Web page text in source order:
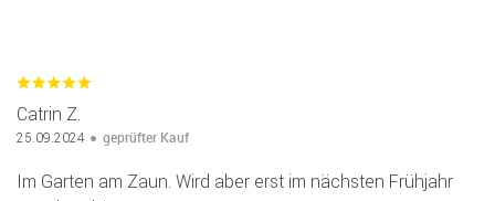
Catrin Z.
25.09.2024 geprüfter Kauf
Im Garten am Zaun. Wird aber erst im nächsten Frühjahr